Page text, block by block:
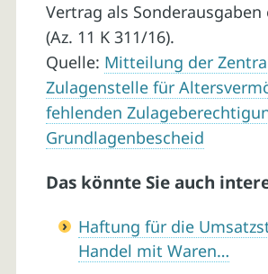
Vertrag als
(Az. 11 K 311/16).
Quelle: Mitteilung der
Zulagenstelle für
fehlenden
Grundlagenbescheid
Das könnte Sie auch
Haftung für die
Handel mit Waren…